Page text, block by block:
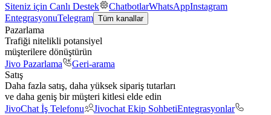
Siteniz için Canlı Destek
ChatbotlarWhatsAppInstagram
EntegrasyonuTelegram Tüm kanallar
Pazarlama
Trafiği nitelikli potansiyel
müşterilere dönüştürün
Jivo Pazarlama
Geri-arama
Satış
Daha fazla satış, daha yüksek sipariş tutarları
ve daha geniş bir müşteri kitlesi elde edin
JivoChat İş Telefonu
Jivochat Ekip SohbetiEntegrasyonlar